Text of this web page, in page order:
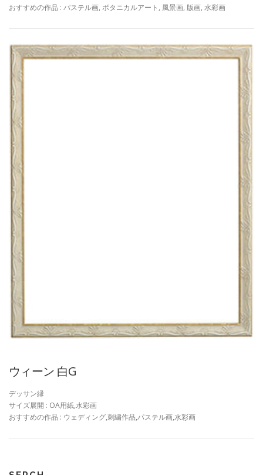
おすすめの作品 : パステル画, ボタニカルアート, 風景画, 版画, 水彩画
ウィーン 白G
デッサン縁
サイズ展開 : OA用紙,水彩画
おすすめの作品 : ウェディング,刺繍作品,パステル画,水彩画